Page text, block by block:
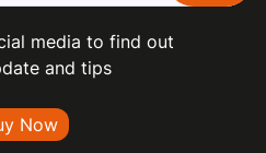
media to find out
and tips
Now